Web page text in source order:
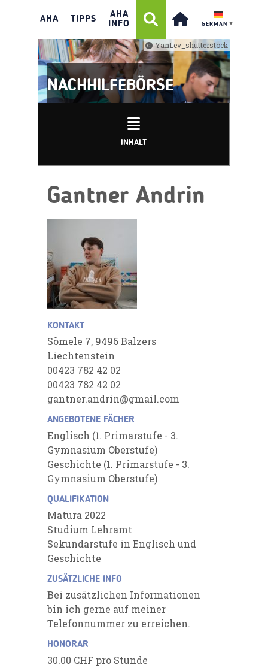
AHA TIPPS
AHA
INFO
GERMAN ▼
YanLev_shutterstock
NACHHILFEBÖRSE
INHALT
Gantner Andrin
KONTAKT
Sömele 7, 9496 Balzers
Liechtenstein
00423 782 42 02
00423 782 42 02
gantner.andrin@gmail.com
ANGEBOTENE FÄCHER
Englisch (1. Primarstufe - 3.
Gymnasium Oberstufe)
Geschichte (1. Primarstufe - 3.
Gymnasium Oberstufe)
QUALIFIKATION
Matura 2022
Studium Lehramt
Sekundarstufe in Englisch und
Geschichte
ZUSÄTZLICHE INFO
Bei zusätzlichen Informationen
bin ich gerne auf meiner
Telefonnummer zu erreichen.
HONORAR
30.00 CHF pro Stunde